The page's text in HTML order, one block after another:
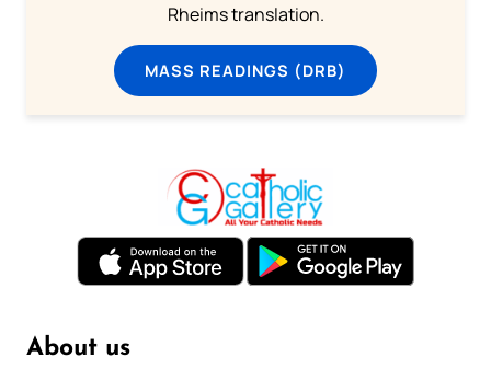
Rheims translation.
MASS READINGS (DRB)
About us